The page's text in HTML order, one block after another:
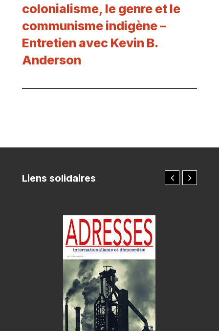
colonialisme, le genre et le
communisme indigène –
Entretien avec Kevin B.
Anderson
Liens solidaires